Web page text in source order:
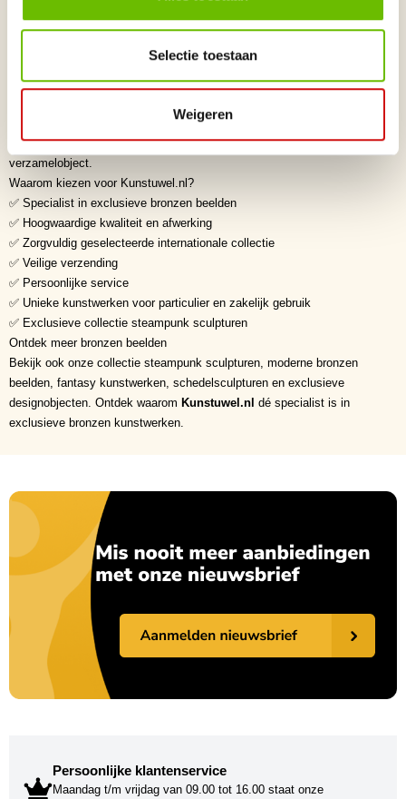
Selectie toestaan
Weigeren
Steampunk • Cyberpunk • Industriële kunst • Hedendaagse
Waarom een bronzen beeld kopen?
Een bronzen beeld is een duurzame investering in vakmanschap en
generaties lang zijn uitstraling behouden. De combinatie van ambacht,
symboliek en exclusiviteit maakt ieder bronzen beeld tot een tijdloos
verzamelobject.
Waarom kiezen voor Kunstuwel.nl?
✅ Specialist in exclusieve bronzen beelden
✅ Hoogwaardige kwaliteit en afwerking
✅ Zorgvuldig geselecteerde internationale collectie
✅ Veilige verzending
✅ Persoonlijke service
✅ Unieke kunstwerken voor particulier en zakelijk gebruik
✅ Exclusieve collectie steampunk sculpturen
Ontdek meer bronzen beelden
Bekijk ook onze collectie steampunk sculpturen, moderne bronzen
beelden, fantasy kunstwerken, schedelsculpturen en exclusieve
designobjecten. Ontdek waarom Kunstuwel.nl dé specialist is in
exclusieve bronzen kunstwerken.
Persoonlijke klantenservice
Maandag t/m vrijdag van 09.00 tot 16.00 staat onze